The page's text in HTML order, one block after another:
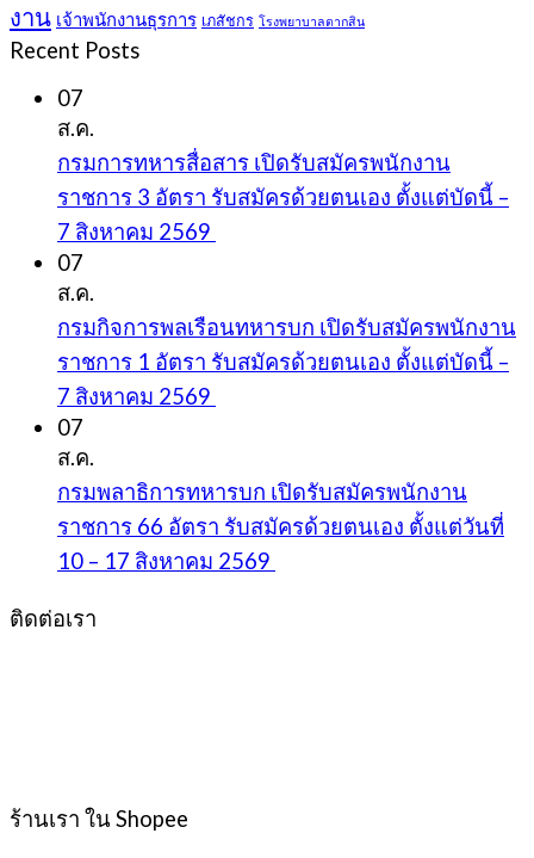
งาน เจ้าพนักงานธุรการ เภสัชกร โรงพยาบาลตากสิน
Recent Posts
07
ส.ค.
กรมการทหารสื่อสาร เปิดรับสมัครพนักงาน
ราชการ 3 อัตรา รับสมัครด้วยตนเอง ตั้งแต่บัดนี้ –
7 สิงหาคม 2569
07
ส.ค.
กรมกิจการพลเรือนทหารบก เปิดรับสมัครพนักงาน
ราชการ 1 อัตรา รับสมัครด้วยตนเอง ตั้งแต่บัดนี้ –
7 สิงหาคม 2569
07
ส.ค.
กรมพลาธิการทหารบก เปิดรับสมัครพนักงาน
ราชการ 66 อัตรา รับสมัครด้วยตนเอง ตั้งแต่วันที่
10 – 17 สิงหาคม 2569
ติดต่อเรา
ร้านเรา ใน Shopee